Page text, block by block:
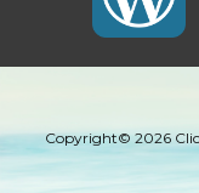
Copyright© 2026